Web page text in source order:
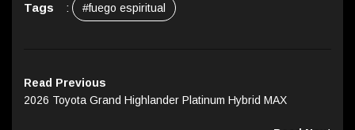
Tags : #fuego espiritual
Read Previous
2026 Toyota Grand Highlander Platinum Hybrid MAX